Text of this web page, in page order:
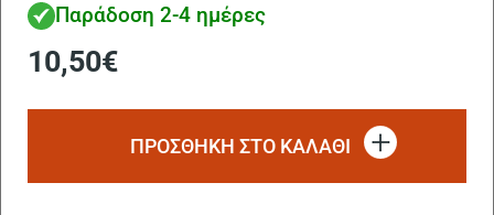
Παράδοση 2-4 ημέρες
10,50€
ΠΡΟΣΘΗΚΗ ΣΤΟ ΚΑΛΑΘΙ